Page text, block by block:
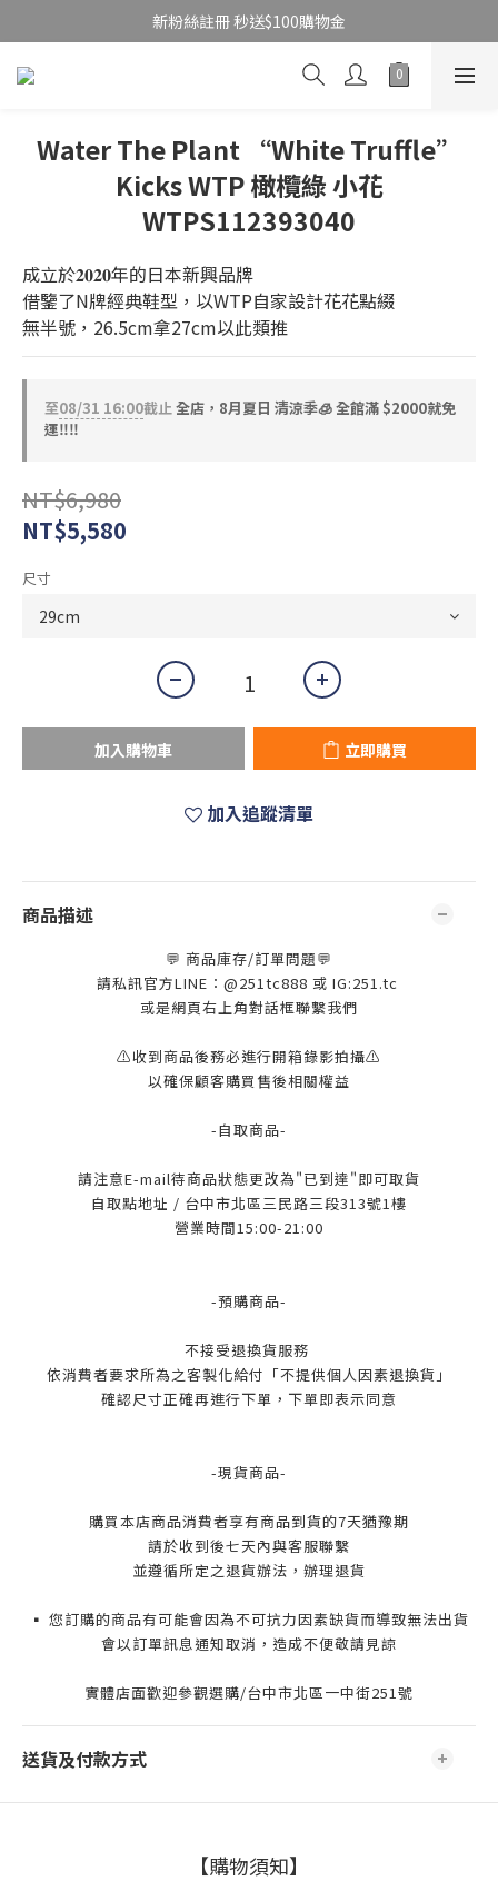
新粉絲註冊 秒送$100購物金
Water The Plant “White Truffle”
Kicks WTP 橄欖綠 小花
WTPS112393040
成立於𝟐𝟎𝟐𝟎年的日本新興品牌
借鑒了N牌經典鞋型，以WTP自家設計花花點綴
無半號，26.5cm拿27cm以此類推
至08/31 16:00截止全店，8月夏日 清涼季🧊 全館滿 $2000就免
運‼️‼️
NT$6,980
NT$5,580
尺寸
加入購物車 立即購買
加入追蹤清單
商品描述
💬 商品庫存/訂單問題💬
請私訊官方LINE：@251tc888 或 IG:251.tc
或是網頁右上角對話框聯繫我們
⚠️收到商品後務必進行開箱錄影拍攝⚠️
以確保顧客購買售後相關權益
-自取商品-
請注意E-mail待商品狀態更改為"已到達"即可取貨
自取點地址 / 台中市北區三民路三段313號1樓
營業時間15:00-21:00
-預購商品-
不接受退換貨服務
依消費者要求所為之客製化給付「不提供個人因素退換貨」
確認尺寸正確再進行下單，下單即表示同意
-現貨商品-
購買本店商品消費者享有商品到貨的7天猶豫期
請於收到後七天內與客服聯繫
並遵循所定之退貨辦法，辦理退貨
▪️ 您訂購的商品有可能會因為不可抗力因素缺貨而導致無法出貨
會以訂單訊息通知取消，造成不便敬請見諒
實體店面歡迎參觀選購/台中市北區一中街251號
送貨及付款方式
【購物須知】